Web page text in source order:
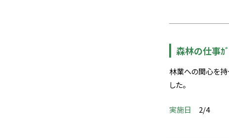
森林の仕事ｶ
林業への関心を持
した。
実施日 2/4​